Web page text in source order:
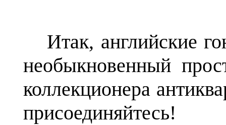
Итак, английские
необыкновенный
коллекционера
присоединяйтесь!